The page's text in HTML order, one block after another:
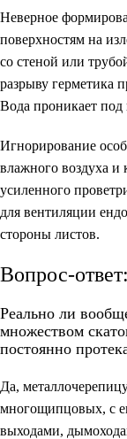
Неверное
поверхностям на
со стеной или
разрыву герметика
Вода проникает под
Игнорирование
влажного воздуха и
усиленного
для вентиляции
стороны листов.
Вопрос-ответ:
Реально ли
множеством
постоянно
Да,
многощипцовых, с
выходами,